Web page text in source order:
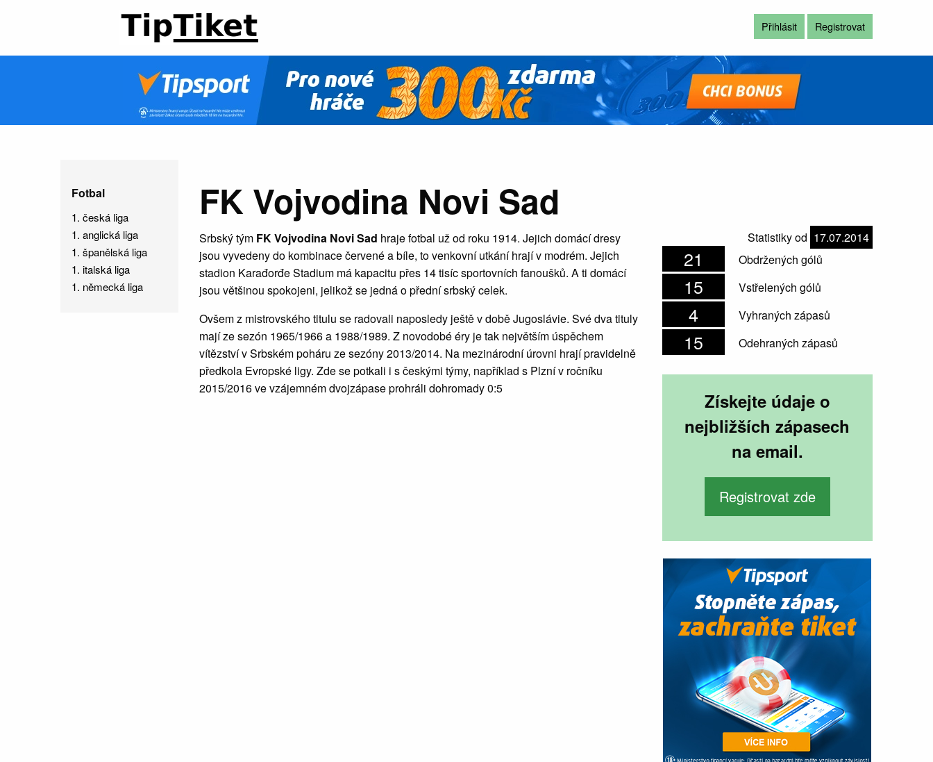
Přihlásit Registrovat
Fotbal
1. česká liga
1. anglická liga
1. španělská liga
1. italská liga
1. německá liga
FK Vojvodina Novi Sad
Srbský tým FK Vojvodina Novi Sad hraje fotbal už od roku 1914. Jejich domácí dresy
jsou vyvedeny do kombinace červené a bíle, to venkovní utkání hrají v modrém. Jejich
stadion Karađorđe Stadium má kapacitu přes 14 tisíc sportovních fanoušků. A ti domácí
jsou většinou spokojeni, jelikož se jedná o přední srbský celek.
Ovšem z mistrovského titulu se radovali naposledy ještě v době Jugoslávie. Své dva tituly
mají ze sezón 1965/1966 a 1988/1989. Z novodobé éry je tak největším úspěchem
vítězství v Srbském poháru ze sezóny 2013/2014. Na mezinárodní úrovni hrají pravidelně
předkola Evropské ligy. Zde se potkali i s českými týmy, například s Plzní v ročníku
2015/2016 ve vzájemném dvojzápase prohráli dohromady 0:5
Statistiky od 17.07.2014
21 Obdržených gólů
15 Vstřelených gólů
4 Vyhraných zápasů
15 Odehraných zápasů
Získejte údaje o
nejbližších zápasech
na email.
Registrovat zde